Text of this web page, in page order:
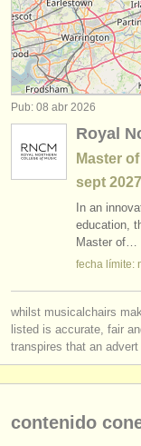
instrumentos
instrumentos
directorios:
orquestas y
jóvenes
contáctenos
fuentes rss
degree courses:
concurso de
venta de guitarra
guitarra perdido
instrumentos
Pub: 08 abr 2026
Royal
Master
sept 2027
In an
education,
Master of…
fecha límite:
whilst musicalchairs
listed is accurate, fair
transpires that an
contenido